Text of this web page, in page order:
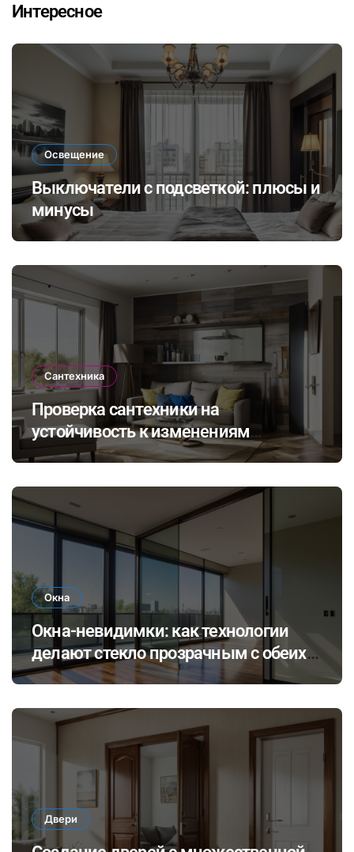
Интересное
Освещение
Выключатели с подсветкой: плюсы и
минусы
Сантехника
Проверка сантехники на
устойчивость к изменениям
климата: как выбрать и установить
проживания в будущем
Окна
Окна-невидимки: как технологии
делают стекло прозрачным с обеих
сторон
Двери